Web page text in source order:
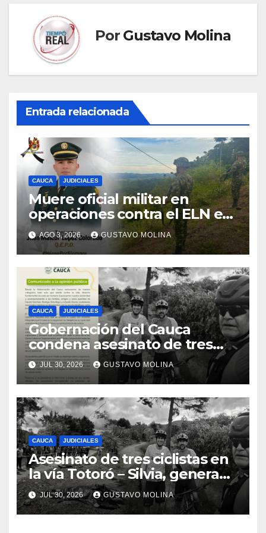
Por Gustavo Molina
Entrada relacionada
CAUCA JUDICIALES
Muere oficial militar en
operaciones contra el ELN en
el sur del Cauca
AGO 3, 2026 GUSTAVO MOLINA
CAUCA JUDICIALES
Gobernación del Cauca
condena asesinato de tres
ciudadanos y exige medidas
urgentes al Gobierno
Nacional
JUL 30, 2026 GUSTAVO MOLINA
CAUCA JUDICIALES
Asesinato de tres ciclistas en
la vía Totoró – Silvia, genera
consternación en el Cauca
JUL 30, 2026 GUSTAVO MOLINA